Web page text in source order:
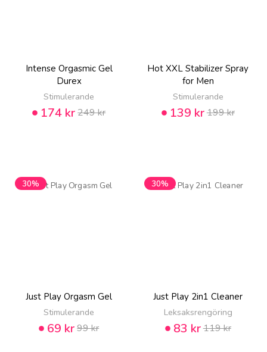
Intense Orgasmic Gel
Durex
Stimulerande
174 kr249 kr
Hot XXL Stabilizer Spray
for Men
Stimulerande
139 kr199 kr
30%
Just Play Orgasm Gel
Stimulerande
69 kr99 kr
30%
Just Play 2in1 Cleaner
Leksaksrengöring
83 kr119 kr